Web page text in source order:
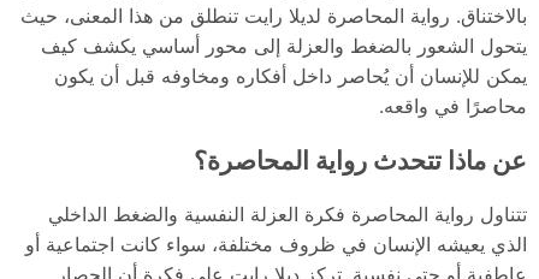
بالاختناق. رواية المحاصرة لديلا رايت تنطلق من هذا المعنى، حيث
يتحول الشعور بالضغط والعزلة إلى محور أساسي يكشف كيف
يمكن للإنسان أن يُحاصر داخل أفكاره ومخاوفه قبل أن يكون
محاصرًا في واقعه.
عن ماذا تتحدث رواية المحاصرة؟
تتناول رواية المحاصرة فكرة العزلة النفسية والضغط الداخلي
الذي يعيشه الإنسان في ظروف مختلفة، سواء كانت اجتماعية أو
عاطفية أو حتى نفسية. تركز ديلا رايت على فكرة أن الحصار